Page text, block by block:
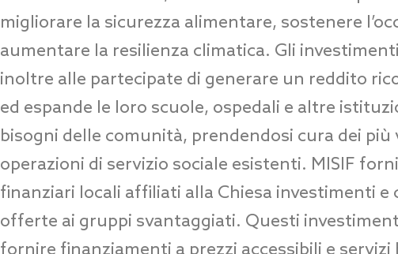
migliorare la sicurezza alimentare, sostenere
aumentare la resilienza climatica. Gli
inoltre alle partecipate di generare un reddito
ed espande le loro scuole, ospedali e altre
bisogni delle comunità, prendendosi cura dei
operazioni di servizio sociale esistenti. MISIF
finanziari locali affiliati alla Chiesa investimenti
offerte ai gruppi svantaggiati. Questi